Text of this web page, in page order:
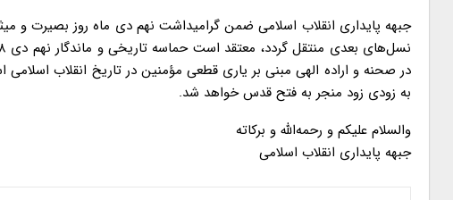
جبهه پایداری انقلاب اسلامی ضمن گرامیداشت نهم دی ماه روز بصیرت و
در صحنه و اراده الهی مبنی بر یاری قطعی مؤمنین در تاریخ انقلاب
به زودی زود منجر به فتح قدس خواهد شد.
والسلام علیکم و رحمه‌الله و برکاته
جبهه پایداری انقلاب اسلامی